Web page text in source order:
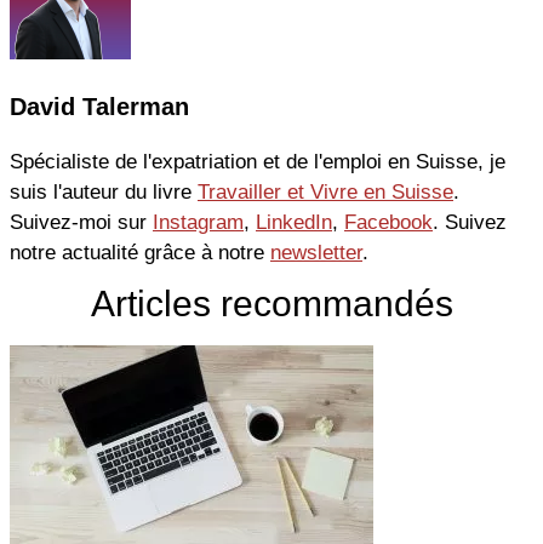
David Talerman
Spécialiste de l'expatriation et de l'emploi en Suisse, je
suis l'auteur du livre Travailler et Vivre en Suisse.
Suivez-moi sur Instagram, LinkedIn, Facebook. Suivez
notre actualité grâce à notre newsletter.
Articles recommandés